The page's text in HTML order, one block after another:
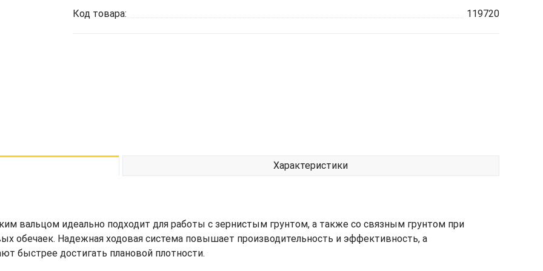
Код товара: 119720
Характеристики
вальцом идеально подходит для работы с зернистым грунтом, а также со связным грунтом при
обечаек. Надежная ходовая система повышает производительность и эффективность, а
быстрее достигать плановой плотности.